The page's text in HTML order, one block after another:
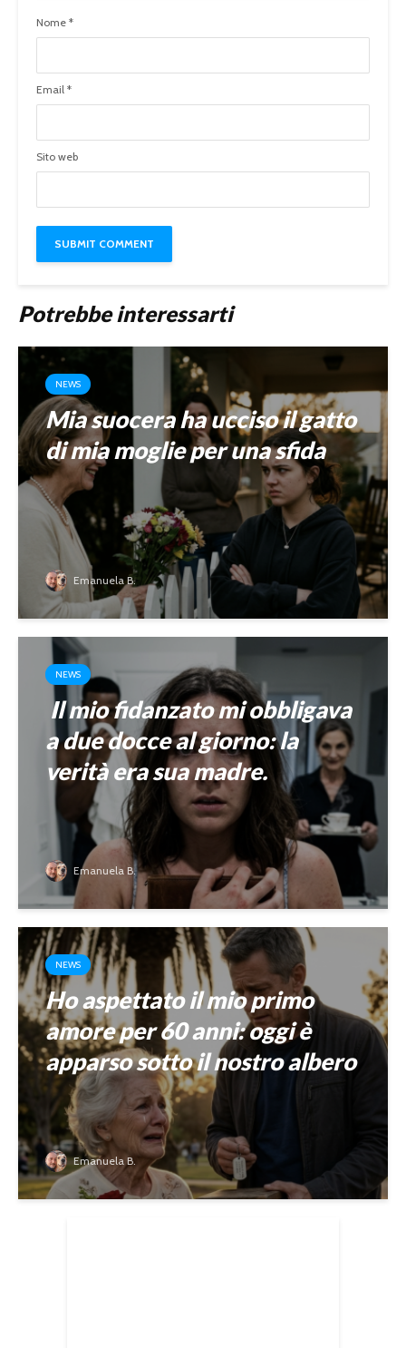
Nome *
Email *
Sito web
Potrebbe interessarti
NEWS
Mia suocera ha ucciso il gatto
di mia moglie per una sfida
Emanuela B.
NEWS
Il mio fidanzato mi obbligava
a due docce al giorno: la
verità era sua madre.
Emanuela B.
NEWS
Ho aspettato il mio primo
amore per 60 anni: oggi è
apparso sotto il nostro albero
Emanuela B.